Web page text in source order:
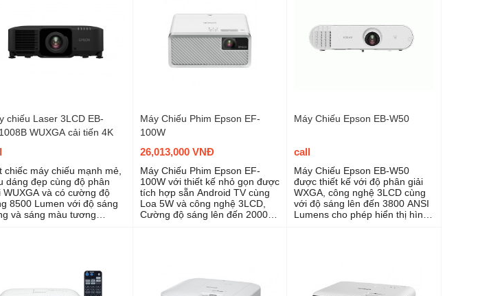
chiếu Laser 3LCD EB-
WUXGA cải tiến 4K
chiếc máy chiếu mạnh mẻ,
dáng đẹp cùng độ phân
WUXGA và có cường độ
8500 Lumen với độ sáng
và sáng màu tương
Máy Chiếu Phim Epson EF-
100W
26,013,000 VNĐ
Máy Chiếu Phim Epson EF-
100W với thiết kế nhỏ gọn được
tích hợp sẵn Android TV cùng
Loa 5W và công nghệ 3LCD,
Cường độ sáng lên đến 2000
Máy Chiếu Epson EB-W50
call
Máy Chiếu Epson EB-W50
được thiết kế với độ phân giải
WXGA, công nghệ 3LCD cùng
với độ sáng lên đến 3800 ANSI
Lumens cho phép hiển thị hình